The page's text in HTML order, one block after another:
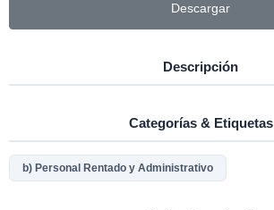
Descargar
Descripción
Categorías & Etiquetas
b) Personal Rentado y Administrativo